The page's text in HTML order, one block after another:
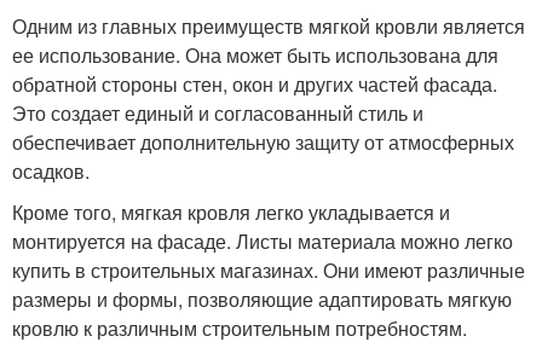
Одним из главных преимуществ мягкой кровли является
ее использование. Она может быть использована для
обратной стороны стен, окон и других частей фасада.
Это создает единый и согласованный стиль и
обеспечивает дополнительную защиту от атмосферных
осадков.
Кроме того, мягкая кровля легко укладывается и
монтируется на фасаде. Листы материала можно легко
купить в строительных магазинах. Они имеют различные
размеры и формы, позволяющие адаптировать мягкую
кровлю к различным строительным потребностям.